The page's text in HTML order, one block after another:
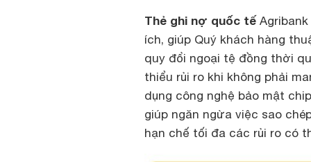
Thẻ ghi nợ quốc tế
ích, giúp Quý khách hàng
quy đổi ngoại tệ đồng thời
thiểu rủi ro khi không phải
dụng công nghệ bảo mật
giúp ngăn ngừa việc sao
hạn chế tối đa các rủi ro có